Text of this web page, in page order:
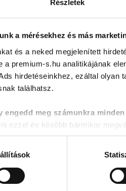
Részletek
a mérésekhez és más
és a neked megjelenített
premium-s.hu analitikájának
hirdetéseinkhez, ezáltal olyan
találhatsz.
engedd meg számunkra
ezzel és később bármikor